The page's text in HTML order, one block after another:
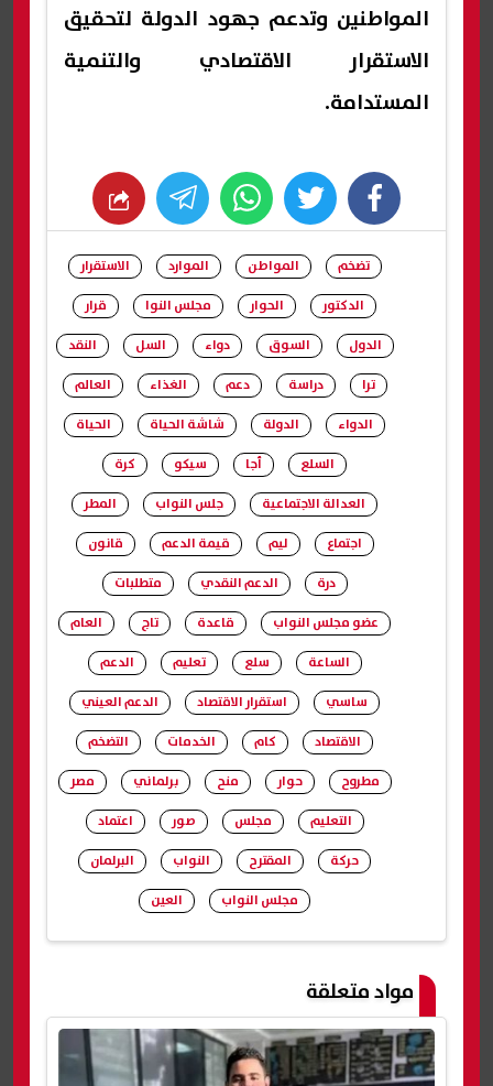
المواطنين وتدعم جهود الدولة لتحقيق
الاستقرار الاقتصادي والتنمية
المستدامة.
facebook
twitter
whats
تضخم المواطن الموارد
الاستقرار
الدكتور
الحوار مجلس النوا
قرار
الدول
السوق دواء السل
النقد
ترا
دراسة دعم الغذاء
العالم
الدواء
الدولة شاشة الحياة
الحياة
السلع
أجا سيكو
كرة
العدالة الاجتماعية
جلس النواب
المطر
اجتماع
ليم قيمة الدعم
قانون
درة
الدعم النقدي
متطلبات
عضو مجلس النواب
قاعدة تاج
العام
الساعة
سلع تعليم
الدعم
ساسي
استقرار الاقتصاد
الدعم العيني
الاقتصاد
كام الخدمات
التضخم
مطروح
حوار منح برلماني
مصر
التعليم
مجلس صور
اعتماد
حركة
المقترح النواب
البرلمان
مجلس النواب
العين
مواد متعلقة